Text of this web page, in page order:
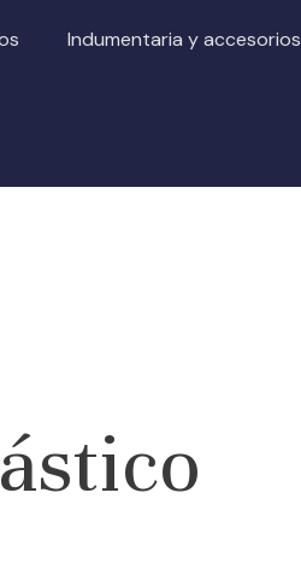
Indumentaria y accesorios